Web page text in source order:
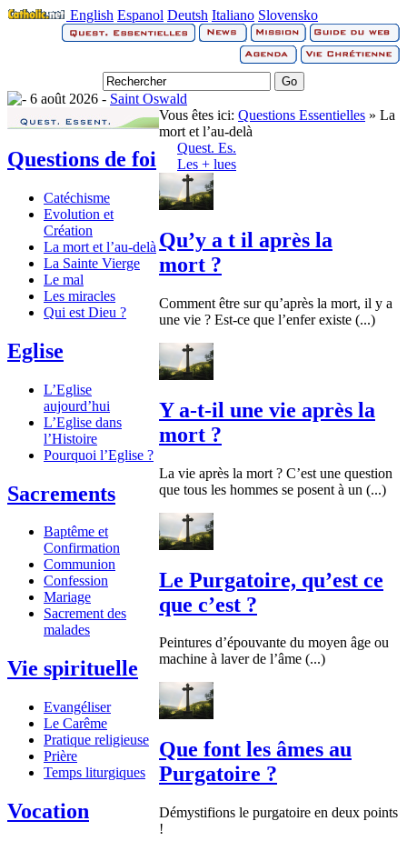
English Espanol Deutsh Italiano Slovensko
6 août 2026 - Saint Oswald
Questions de foi
Catéchisme
Evolution et
Création
La mort et l’au-delà
La Sainte Vierge
Le mal
Les miracles
Qui est Dieu ?
Eglise
L’Eglise
aujourd’hui
L’Eglise dans
l’Histoire
Pourquoi l’Eglise ?
Sacrements
Baptême et
Confirmation
Communion
Confession
Mariage
Sacrement des
malades
Vie spirituelle
Evangéliser
Le Carême
Pratique religieuse
Prière
Temps liturgiques
Vocation
Vous êtes ici: Questions Essentielles » La
mort et l’au-delà
Quest. Es.
Les + lues
Qu’y a t il après la
mort ?
Comment être sur qu’après la mort, il y a
une vie ? Est-ce que l’enfer existe (...)
Y a-t-il une vie après la
mort ?
La vie après la mort ? C’est une question
que tous les hommes se posent à un (...)
Le Purgatoire, qu’est ce
que c’est ?
Peintures d’épouvante du moyen âge ou
machine à laver de l’âme (...)
Que font les âmes au
Purgatoire ?
Démystifions le purgatoire en deux points
!